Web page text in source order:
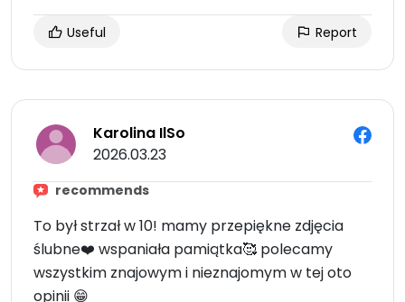
Useful Report
Karolina IlSo
2026.03.23
recommends
To był strzał w 10! mamy przepiękne zdjęcia
ślubne❤️ wspaniała pamiątka🥰 polecamy
wszystkim znajowym i nieznajomym w tej oto
opinii 😁